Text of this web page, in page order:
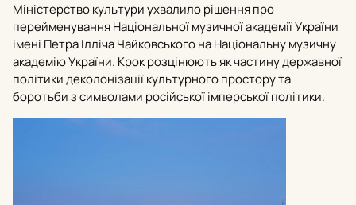
Міністерство культури ухвалило рішення про
перейменування Національної музичної академії України
імені Петра Ілліча Чайковського на Національну музичну
академію України. Крок розцінюють як частину державної
політики деколонізації культурного простору та
боротьби з символами російської імперської політики.